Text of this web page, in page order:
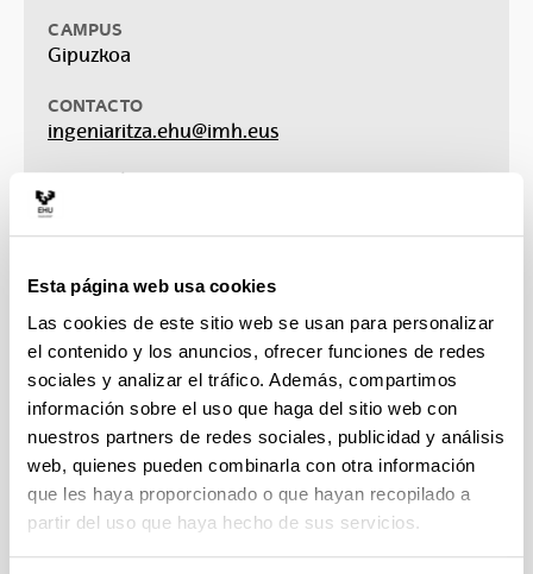
Esta página web usa cookies
Las cookies de este sitio web se usan para personalizar
el contenido y los anuncios, ofrecer funciones de redes
sociales y analizar el tráfico. Además, compartimos
información sobre el uso que haga del sitio web con
nuestros partners de redes sociales, publicidad y análisis
web, quienes pueden combinarla con otra información
que les haya proporcionado o que hayan recopilado a
partir del uso que haya hecho de sus servicios.
CAMPUS
Gipuzkoa
CONTACTO
ingeniaritza.ehu@imh.eus
4 años
240 créditosECTS
IDIOMAS
Euskera, inglés, castellano
TIPO DE DOCENCIA
Grado presencial
PRECIO POR CRÉDITO EN 1ª MATRÍCULA
112 €
NOTA DE CORTE